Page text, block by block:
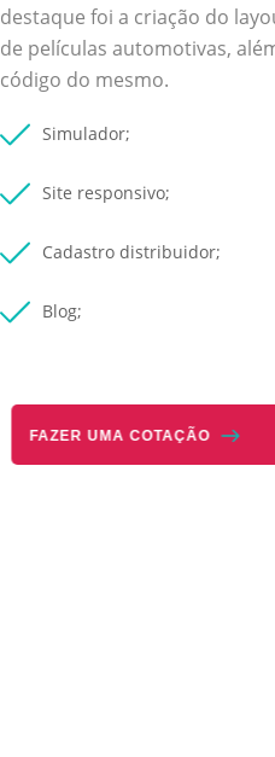
destaque foi a criação do
de películas automotivas,
código do mesmo.
Simulador;
Site responsivo;
Cadastro distribuidor;
Blog;
FAZER UMA COTAÇÃO